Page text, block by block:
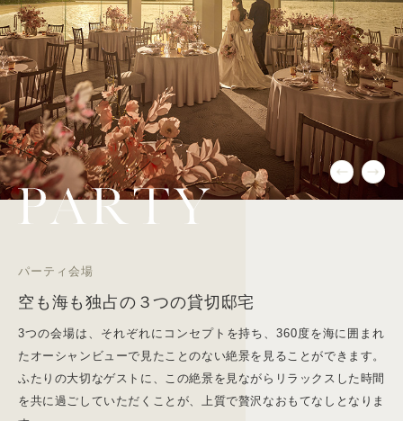
パーティ会場
空も海も独占の３つの貸切邸宅
3つの会場は、それぞれにコンセプトを持ち、360度を海に囲まれ
たオーシャンビューで見たことのない絶景を見ることができます。
ふたりの大切なゲストに、この絶景を見ながらリラックスした時間
を共に過ごしていただくことが、上質で贅沢なおもてなしとなりま